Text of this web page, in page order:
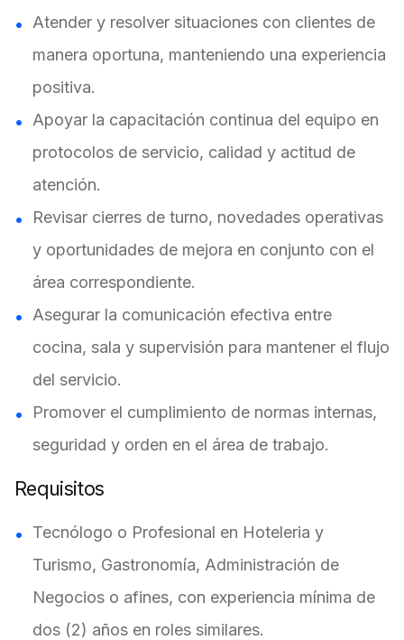
Atender y resolver situaciones con clientes de
manera oportuna, manteniendo una experiencia
positiva.
Apoyar la capacitación continua del equipo en
protocolos de servicio, calidad y actitud de
atención.
Revisar cierres de turno, novedades operativas
y oportunidades de mejora en conjunto con el
área correspondiente.
Asegurar la comunicación efectiva entre
cocina, sala y supervisión para mantener el flujo
del servicio.
Promover el cumplimiento de normas internas,
seguridad y orden en el área de trabajo.
Requisitos
Tecnólogo o Profesional en Hoteleria y
Turismo, Gastronomía, Administración de
Negocios o afines, con experiencia mínima de
dos (2) años en roles similares.